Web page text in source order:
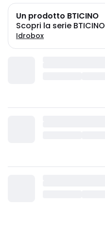
Un prodotto BTICINO
Scopri la serie BTICINO
Idrobox